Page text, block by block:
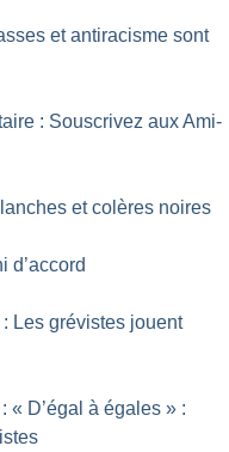
et antiracisme sont
: Souscrivez aux Ami-
et colères noires
d’accord
Les grévistes jouent
« D’égal à égales » :